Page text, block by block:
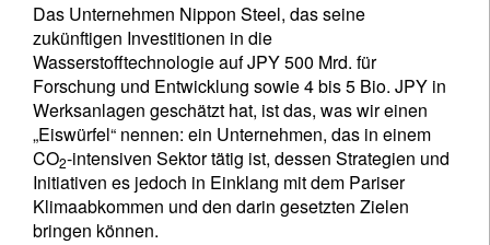
Das Unternehmen Nippon Steel, das seine
zukünftigen Investitionen in die
Wasserstofftechnologie auf JPY 500 Mrd. für
Forschung und Entwicklung sowie 4 bis 5 Bio. JPY in
Werksanlagen geschätzt hat, ist das, was wir einen
„Eiswürfel“ nennen: ein Unternehmen, das in einem
CO2-intensiven Sektor tätig ist, dessen Strategien und
Initiativen es jedoch in Einklang mit dem Pariser
Klimaabkommen und den darin gesetzten Zielen
bringen können.
Titel Vorname
Name
Wohnsitzland